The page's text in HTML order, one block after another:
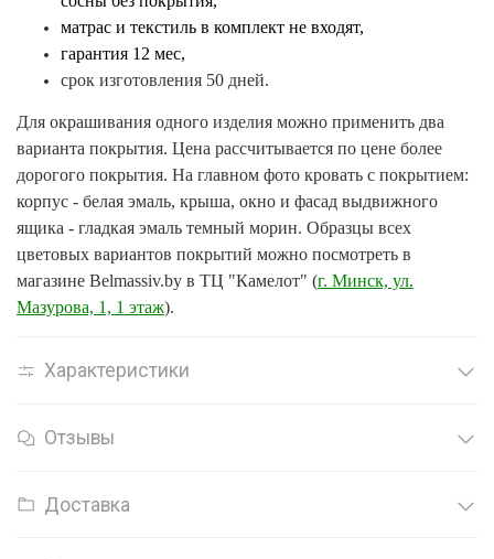
матрас и текстиль в комплект не входят,
гарантия 12 мес,
срок изготовления 50 дней.
Для окрашивания одного изделия можно применить два
варианта покрытия. Цена рассчитывается по цене более
дорогого покрытия. На главном фото кровать с покрытием:
корпус - белая эмаль, крыша, окно и фасад выдвижного
ящика - гладкая эмаль темный морин. Образцы всех
цветовых вариантов покрытий можно посмотреть в
магазине Belmassiv.by в ТЦ "Камелот" (г. Минск, ул.
Мазурова, 1, 1 этаж).
Характеристики
Отзывы
Доставка